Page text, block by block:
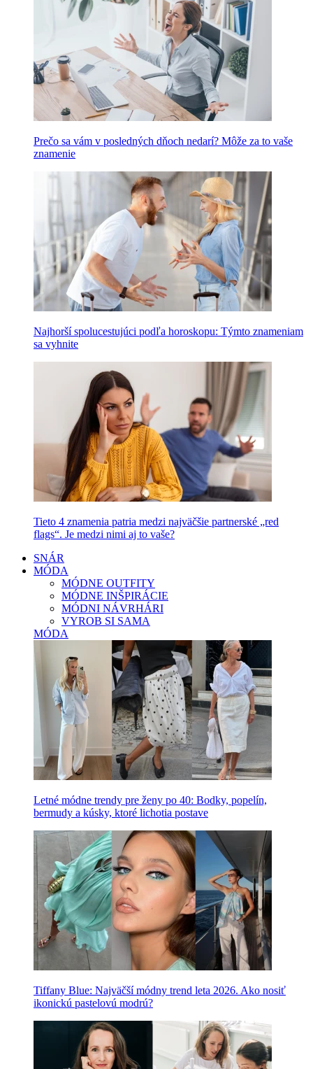
Prečo sa vám v posledných dňoch nedarí? Môže za to vaše
znamenie
Najhorší spolucestujúci podľa horoskopu: Týmto znameniam
sa vyhnite
Tieto 4 znamenia patria medzi najväčšie partnerské „red
flags“. Je medzi nimi aj to vaše?
SNÁR
MÓDA
MÓDNE OUTFITY
MÓDNE INŠPIRÁCIE
MÓDNI NÁVRHÁRI
VYROB SI SAMA
MÓDA
Letné módne trendy pre ženy po 40: Bodky, popelín,
bermudy a kúsky, ktoré lichotia postave
Tiffany Blue: Najväčší módny trend leta 2026. Ako nosiť
ikonickú pastelovú modrú?